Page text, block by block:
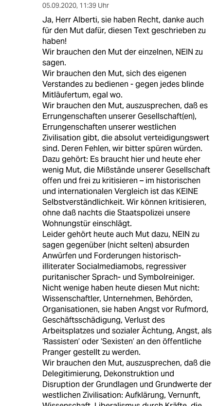
05.09.2020, 11:39 Uhr
Ja, Herr Alberti, sie haben Recht, danke auch
für den Mut dafür, diesen Text geschrieben zu
haben!
Wir brauchen den Mut der einzelnen, NEIN zu
sagen.
Wir brauchen den Mut, sich des eigenen
Verstandes zu bedienen - gegen jedes blinde
Mitläufertum, egal wo.
Wir brauchen den Mut, auszusprechen, daß es
Errungenschaften unserer Gesellschaft(en),
Errungenschaften unserer westlichen
Zivilisation gibt, die absolut verteidigungswert
sind. Deren Fehlen, wir bitter spüren würden.
Dazu gehört: Es braucht hier und heute eher
wenig Mut, die Mißstände unserer Gesellschaft
offen und frei zu kritisieren – im historischen
und internationalen Vergleich ist das KEINE
Selbstverständlichkeit. Wir können kritisieren,
ohne daß nachts die Staatspolizei unsere
Wohnungstür einschlägt.
Leider gehört heute auch Mut dazu, NEIN zu
sagen gegenüber (nicht selten) absurden
Anwürfen und Forderungen historisch-
illiterater Socialmediamobs, regressiver
puritanischer Sprach- und Symbolreiniger.
Nicht wenige haben heute diesen Mut nicht:
Wissenschaftler, Unternehmen, Behörden,
Organisationen, sie haben Angst vor Rufmord,
Geschäftsschädigung, Verlust des
Arbeitsplatzes und sozialer Ächtung, Angst, als
‘Rassisten’ oder ‘Sexisten’ an den öffentliche
Pranger gestellt zu werden.
Wir brauchen den Mut, auszusprechen, daß die
Delegitimierung, Dekonstruktion und
Disruption der Grundlagen und Grundwerte der
westlichen Zivilisation: Aufklärung, Vernunft,